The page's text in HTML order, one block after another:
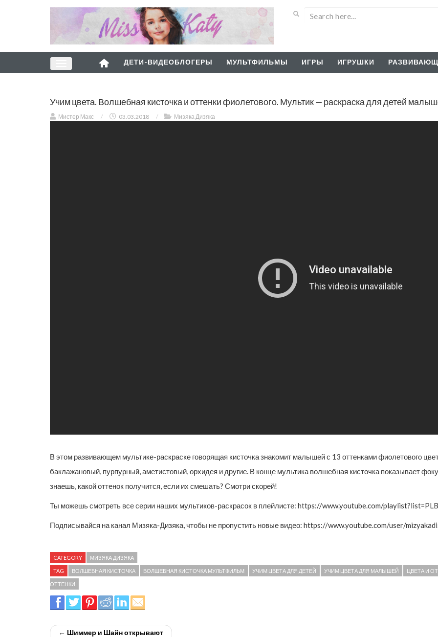
ДЕТИ-ВИДЕОБЛОГЕРЫ МУЛЬТФИЛЬМЫ ИГРЫ ИГРУШКИ
Учим цвета. Волшебная кисточка и оттенки фиолетового. Мультик — раскраска для детей
Мистер Макс / 03.03.2018 / Мизяка Дизяка
В этом развивающем мультике-раскраске говорящая кисточка знакомит малышей с 13 оттенками фиолетового
баклажановый, пурпурный, аметистовый, орхидея и другие. В конце мультика волшебная кисточка показывает
знаешь, какой оттенок получится, если их смешать? Смотри скорей!
Ты можешь смотреть все серии наших мультиков-раскрасок в плейлисте: https://www.youtube.com/
Подписывайся на канал Мизяка-Дизяка, чтобы не пропустить новые видео: https://www.youtube.com/user/
CATEGORY МИЗЯКА ДИЗЯКА
TAG ВОЛШЕБНАЯ КИСТОЧКА ВОЛШЕБНАЯ КИСТОЧКА МУЛЬТФИЛЬМ УЧИМ ЦВЕТА ДЛЯ ДЕТЕЙ УЧИМ ЦВЕТА ДЛЯ МАЛЫШЕЙ ЦВЕТА И
ОТТЕНКИ
← Шиммер и Шайн открывают